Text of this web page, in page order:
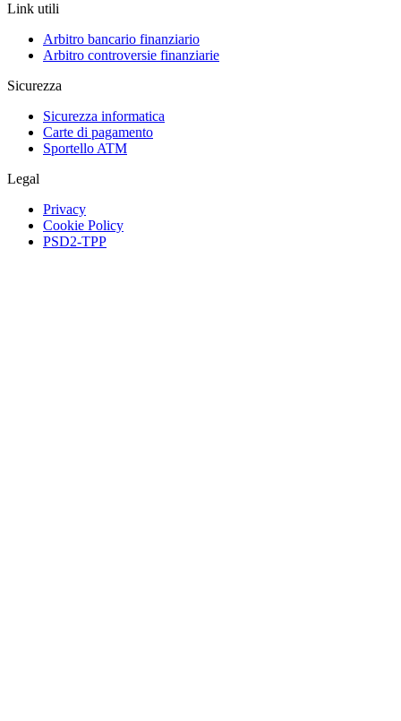
Link utili
Arbitro bancario finanziario
Arbitro controversie finanziarie
Sicurezza
Sicurezza informatica
Carte di pagamento
Sportello ATM
Legal
Privacy
Cookie Policy
PSD2-TPP